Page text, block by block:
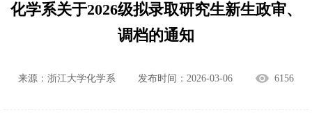
化学系关于2026级拟录取研究生新生政审、
调档的通知
来源：浙江大学化学系 发布时间：2026-03-06 6156